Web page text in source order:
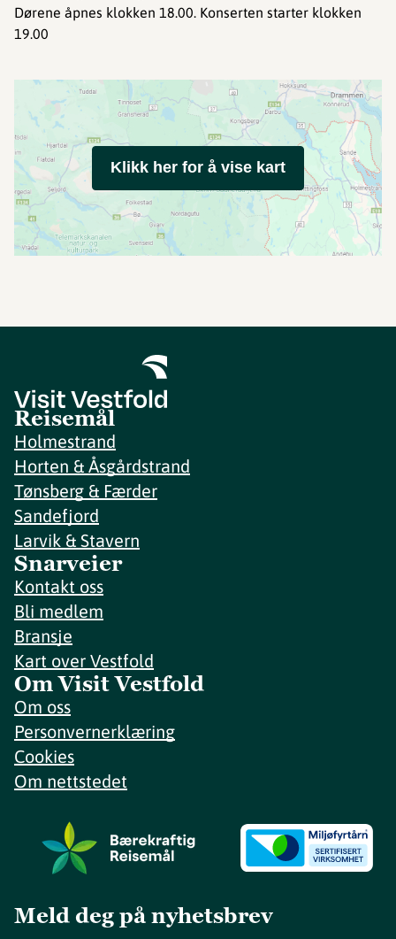
Dørene åpnes klokken 18.00. Konserten starter klokken
19.00
Klikk her for å vise kart
Reisemål
Holmestrand
Horten & Åsgårdstrand
Tønsberg & Færder
Sandefjord
Larvik & Stavern
Snarveier
Kontakt oss
Bli medlem
Bransje
Kart over Vestfold
Om Visit Vestfold
Om oss
Personvernerklæring
Cookies
Om nettstedet
Meld deg på nyhetsbrev